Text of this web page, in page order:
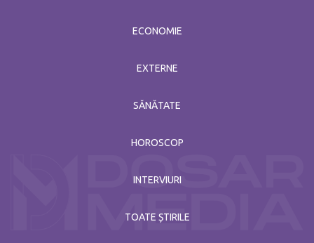
ECONOMIE
EXTERNE
SĂNĂTATE
HOROSCOP
INTERVIURI
TOATE ȘTIRILE